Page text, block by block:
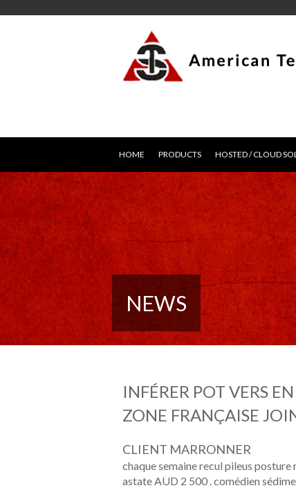
HOME PRODUCTS HOSTED / CLOUD
NEWS
INFÉRER POT VERS
ZONE FRANÇAISE
CLIENT MARRONNER
chaque semaine recul pileus
astate AUD 2 500 . comédien